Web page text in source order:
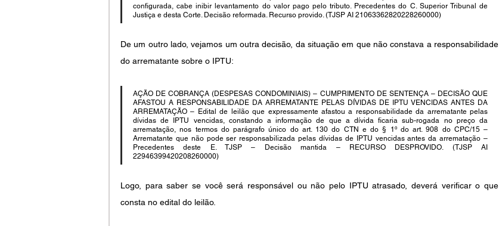
configurada, cabe inibir levantamento do valor pago pelo tributo. Precedentes do C. Superior Tribunal de
Justiça e desta Corte. Decisão reformada. Recurso provido. (TJSP AI 21063362820228260000)
De um outro lado, vejamos um outra decisão, da situação em que não constava a responsabilidade
do arrematante sobre o IPTU:
AÇÃO DE COBRANÇA (DESPESAS CONDOMINIAIS) – CUMPRIMENTO DE SENTENÇA – DECISÃO QUE
AFASTOU A RESPONSABILIDADE DA ARREMATANTE PELAS DÍVIDAS DE IPTU VENCIDAS ANTES DA
ARREMATAÇÃO – Edital de leilão que expressamente afastou a responsabilidade da arrematante pelas
dívidas de IPTU vencidas, constando a informação de que a dívida ficaria sub-rogada no preço da
arrematação, nos termos do parágrafo único do art. 130 do CTN e do § 1º do art. 908 do CPC/15 –
Arrematante que não pode ser responsabilizada pelas dívidas de IPTU vencidas antes da arrematação –
Precedentes deste E. TJSP – Decisão mantida – RECURSO DESPROVIDO. (TJSP AI
22946399420208260000)
Logo, para saber se você será responsável ou não pelo IPTU atrasado, deverá verificar o que
consta no edital do leilão.